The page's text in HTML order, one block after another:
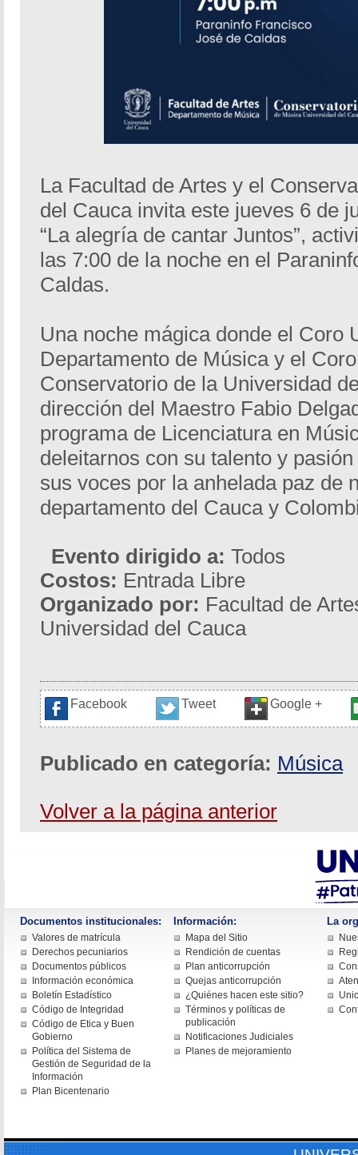
La Facultad de Artes y el
del Cauca invita este jueves 6 de
“La alegría de cantar Juntos”,
las 7:00 de la noche en el
Caldas.
Una noche mágica donde el Coro
Departamento de Música y el
Conservatorio de la Universidad
dirección del Maestro Fabio
programa de Licenciatura en
deleitarnos con su talento y
sus voces por la anhelada paz de
departamento del Cauca y
Evento dirigido a: Todos
Costos: Entrada Libre
Organizado por: Facultad de
Universidad del Cauca
Facebook Tweet Google +
Publicado en categoría: Música
Volver a la página anterior
Documentos institucionales:
Valores de matrícula
Derechos pecuniarios
Documentos públicos
Información económica
Boletín Estadístico
Código de Integridad
Código de Etica y Buen
Gobierno
Política del Sistema de
Gestión de Seguridad de la
Información
Plan Bicentenario
Información:
Mapa del Sitio
Rendición de cuentas
Plan anticorrupción
Quejas anticorrupción
¿Quiénes hacen este sitio?
Términos y políticas de
publicación
Notificaciones Judiciales
Planes de mejoramiento
La